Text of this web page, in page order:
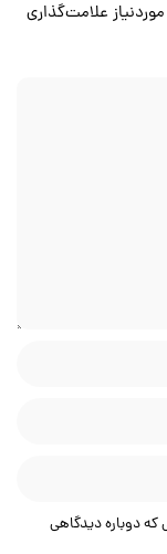
علامت‌گذاری
که دوباره دیدگاهی